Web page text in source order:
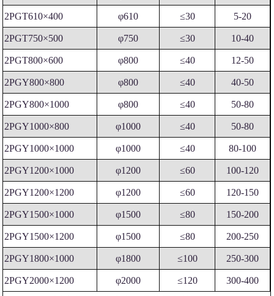
2PGT610×400 φ610 ≤30 5-20
2PGT750×500 φ750 ≤30 10-40
2PGT800×600 φ800 ≤40 12-50
2PGY800×800 φ800 ≤40 40-50
2PGY800×1000 φ800 ≤40 50-80
2PGY1000×800 φ1000 ≤40 50-80
2PGY1000×1000 φ1000 ≤40 80-100
2PGY1200×1000 φ1200 ≤60 100-120
2PGY1200×1200 φ1200 ≤60 120-150
2PGY1500×1000 φ1500 ≤80 150-200
2PGY1500×1200 φ1500 ≤80 200-250
2PGY1800×1000 φ1800 ≤100 250-300
2PGY2000×1200 φ2000 ≤120 300-400